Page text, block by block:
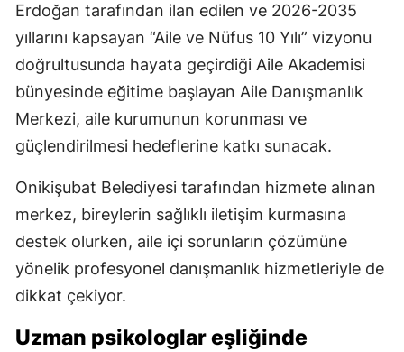
Erdoğan tarafından ilan edilen ve 2026-2035
yıllarını kapsayan “Aile ve Nüfus 10 Yılı” vizyonu
doğrultusunda hayata geçirdiği Aile Akademisi
bünyesinde eğitime başlayan Aile Danışmanlık
Merkezi, aile kurumunun korunması ve
güçlendirilmesi hedeflerine katkı sunacak.
Onikişubat Belediyesi tarafından hizmete alınan
merkez, bireylerin sağlıklı iletişim kurmasına
destek olurken, aile içi sorunların çözümüne
yönelik profesyonel danışmanlık hizmetleriyle de
dikkat çekiyor.
Uzman psikologlar eşliğinde